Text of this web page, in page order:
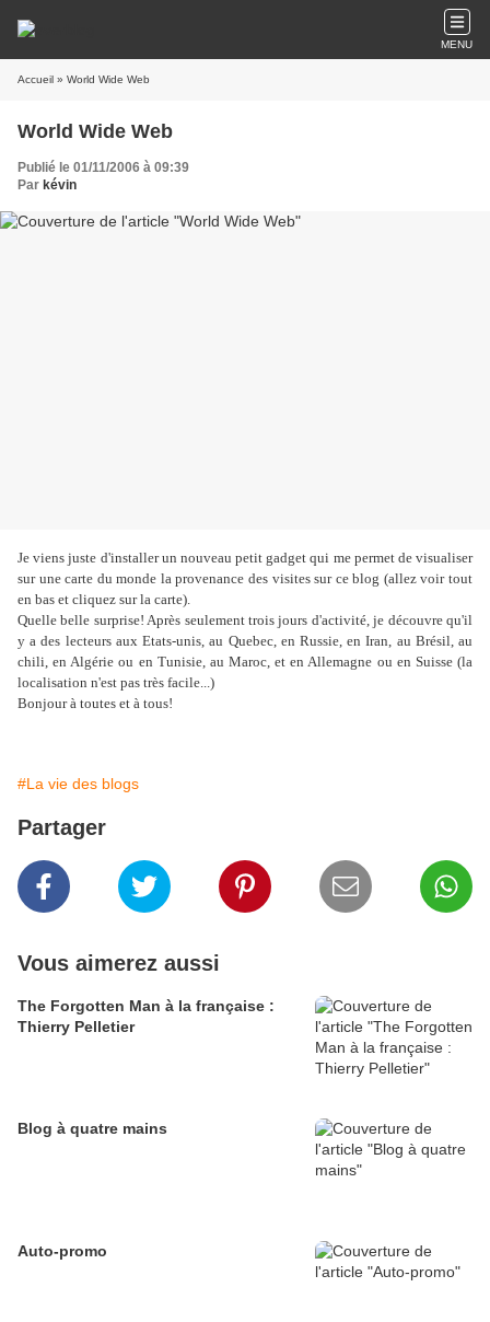
MENU
Accueil » World Wide Web
World Wide Web
Publié le 01/11/2006 à 09:39
Par kévin
Je viens juste d'installer un nouveau petit gadget qui me permet de visualiser
sur une carte du monde la provenance des visites sur ce blog (allez voir tout
en bas et cliquez sur la carte).
Quelle belle surprise! Après seulement trois jours d'activité, je découvre qu'il
y a des lecteurs aux Etats-unis, au Quebec, en Russie, en Iran, au Brésil, au
chili, en Algérie ou en Tunisie, au Maroc, et en Allemagne ou en Suisse (la
localisation n'est pas très facile...)
Bonjour à toutes et à tous!
#La vie des blogs
Partager
Vous aimerez aussi
The Forgotten Man à la française :
Thierry Pelletier
Blog à quatre mains
Auto-promo